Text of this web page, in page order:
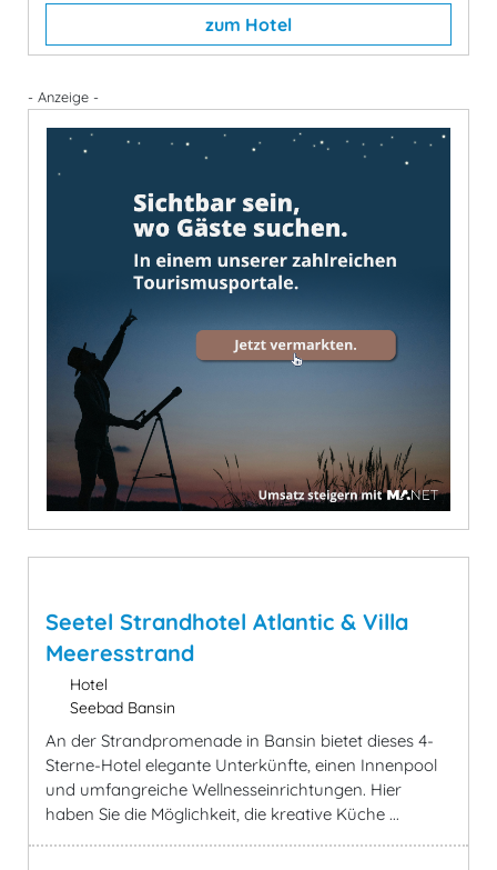
zum Hotel
- Anzeige -
Seetel Strandhotel Atlantic & Villa
Meeresstrand
Hotel
Seebad Bansin
An der Strandpromenade in Bansin bietet dieses 4-
Sterne-Hotel elegante Unterkünfte, einen Innenpool
und umfangreiche Wellnesseinrichtungen. Hier
haben Sie die Möglichkeit, die kreative Küche ...